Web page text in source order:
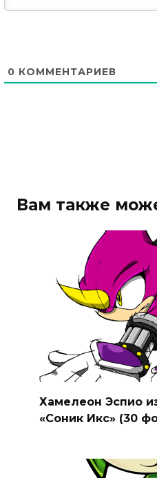
0 КОММЕНТАРИЕВ
Вам также
Хамелеон Эспио
«Соник Икс» (30